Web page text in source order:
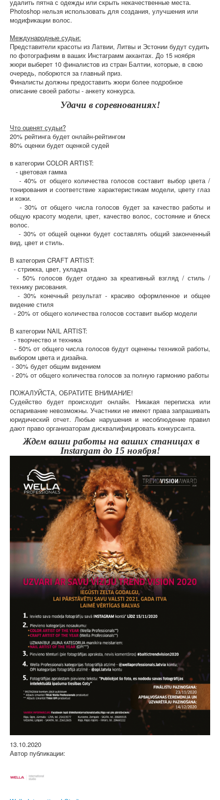
удалить пятна с одежды или скрыть некачественные места.
Photoshop нельзя использовать для создания, улучшения или
модификации волос.
Международные судьи:
Представители красоты из Латвии, Литвы и Эстонии будут судить
по фотографиям в ваших Инстаграмм аккантах. До 15 ноября
жюри выберет 10 финалистов из стран Балтии, которые, в свою
очередь, поборются за главный приз.
Финалисты должны предоставить жюри более подробное
описание своей работы - анкету конкурса.
Удачи в соревнованиях!
Что оценят судьи?
20% рейтинга будет онлайн-рейтингом
80% оценки будет оценкой судей
в категории COLOR ARTIST:
- цветовая гамма
- 40% от общего количества голосов составит выбор цвета /
тонирования и соответствие характеристикам модели, цвету глаз
и кожи.
- 30% от общего числа голосов будет за качество работы и
общую красоту модели, цвет, качество волос, состояние и блеск
волос.
- 30% от общей оценки будет составлять общий законченный
вид, цвет и стиль.
В категория CRAFT ARTIST:
- стрижка, цвет, укладка
- 50% голосов будет отдано за креативный взгляд / стиль /
технику рисования.
- 30% конечный результат - красиво оформленное и общее
видение стиля
- 20% от общего количества голосов составит выбор модели
В категории NAIL ARTIST:
- творчество и техника
- 50% от общего числа голосов будут оценены техникой работы,
выбором цвета и дизайна.
- 30% будет общим видением
- 20% от общего количества голосов за полную гармонию работы
ПОЖАЛУЙСТА, ОБРАТИТЕ ВНИМАНИЕ!
Судейство будет происходит онлайн. Никакая переписка или
оспаривание невозможны. Участники не имеют права запрашивать
юридический отчет. Любые нарушения и несоблюдение правил
дают право организаторам дисквалифицировать конкурсанта.
Ждем ваши работы на ваших станицах в
Instargam до 15 ноября!
13.10.2020
Автор публикации: